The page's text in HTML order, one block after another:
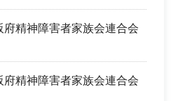
府精神障害者家族会連合会
府精神障害者家族会連合会